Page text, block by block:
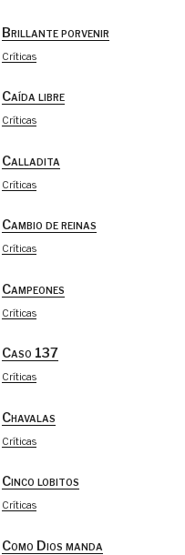
Brillante porvenir
Críticas
Caída libre
Críticas
Calladita
Críticas
Cambio de reinas
Críticas
Campeones
Críticas
Caso 137
Críticas
Chavalas
Críticas
Cinco lobitos
Críticas
Como Dios manda